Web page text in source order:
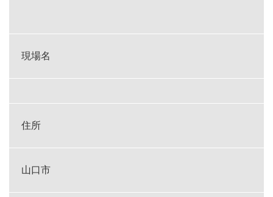
現場名
住所
山口市